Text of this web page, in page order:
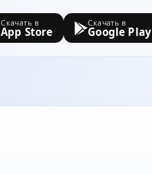
Скачать в
App Store
Скачать в
Google Play